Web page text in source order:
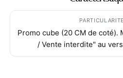
Promo cube (20 CM de coté).
/ Vente interdite" au